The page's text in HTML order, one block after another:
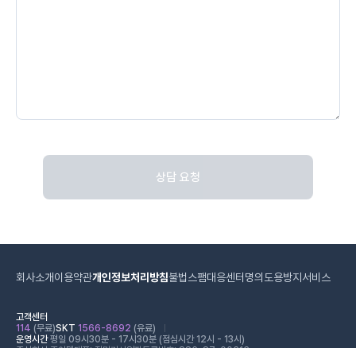
상담 요청
회사소개이용약관개인정보처리방침불법스팸대응센터 명의도용방지서비스
고객센터
114 (무료)SKT 1566-8692 (유료)
운영시간평일 09시30분 - 17시30분 (점심시간 12시 - 13시)